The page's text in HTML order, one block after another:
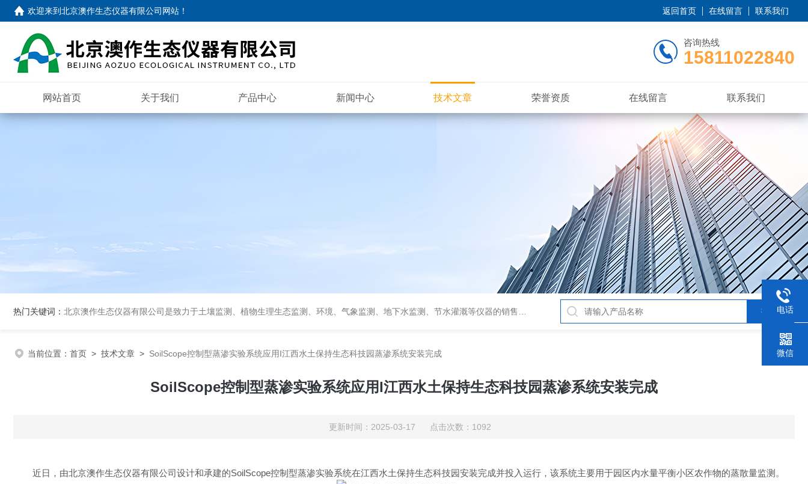
欢迎来到北京澳作生态仪器有限公司网站 ！ 返回首页 在线留言 联系我们
咨询热线
15811022840
网站首页 关于我们 产品中心 新闻中心 技术文章 荣誉资质 在线留言 联系我们
热门关键词： 北京澳作生态仪器有限公司是致力于土壤监测、植物生理生态监测、环境、气象监测、地下水监测、节水灌溉等仪器的销售和系统集成的专业公司
当前位置： 首页 > 技术文章 > SoilScope控制型蒸渗实验系统应用I江西水土保持生态科技园蒸渗系统安装完成
SoilScope控制型蒸渗实验系统应用I江西水土保持生态科技园蒸渗系统安装完成
更新时间：2025-03-17 点击次数：1092
近日，由北京澳作生态仪器有限公司设计和承建的SoilScope控制型蒸渗实验系统在江西水土保持生态科技园安装完成并投入运行，该系统主要用于园区内水量平衡小区农作物的蒸散量监测。
电话
微信